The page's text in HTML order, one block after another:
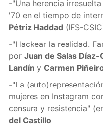
-"Una herencia
'70 en el tiempo de
Pétriz Haddad (IFS-
-"Hackear la realidad.
por Juan de Salas Díaz-
Landín y Carmen
-"La
mujeres en Instagram
censura y resistencia"
del Castillo